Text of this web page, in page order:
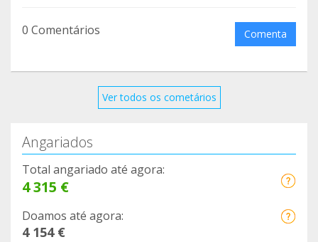
0 Comentários Comenta
Ver todos os cometários
Angariados
Total angariado até agora:
4 315 €
Doamos até agora:
4 154 €